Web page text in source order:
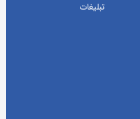
تبلیغات